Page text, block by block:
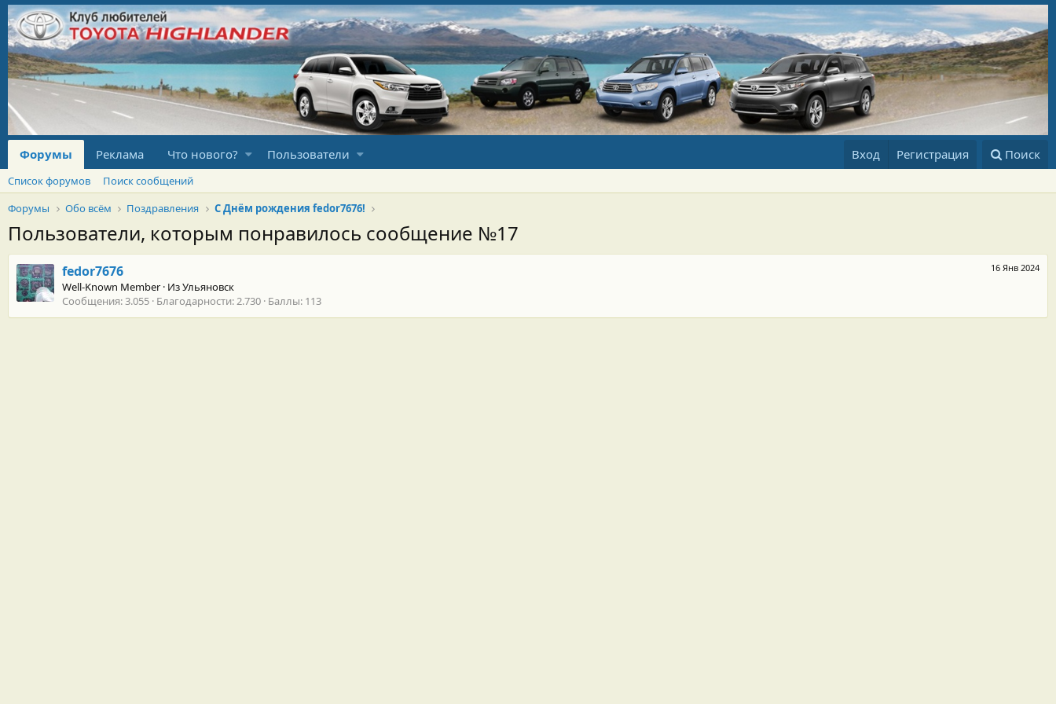
Форумы Реклама Что нового? Пользователи Вход Регистрация Поиск
Список форумов
Поиск сообщений
Форумы
Обо всём Поздравления С Днём рождения fedor7676!
Пользователи, которым понравилось сообщение №17
16 Янв 2024
fedor7676
Well-Known Member · ИзУльяновск
Сообщения 3.055 Благодарности 2.730 Баллы 113